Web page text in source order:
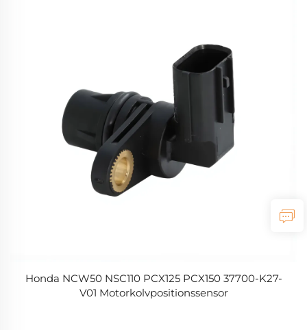
Honda NCW50 NSC110 PCX125 PCX150 37700-K27-
V01 Motorkolvpositionssensor